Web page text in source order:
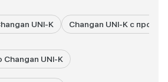
UNI-K Changan UNI-K с
Changan UNI-K